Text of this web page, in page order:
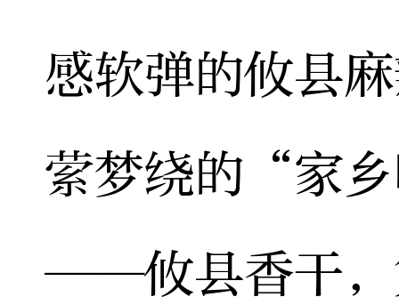
感软弹的攸县
萦梦绕的“家
——攸县香干，